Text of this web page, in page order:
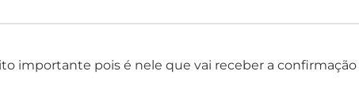
importante pois é nele que vai receber a